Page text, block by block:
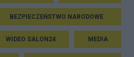
BEZPIECZEŃSTWO NARODOWE
WIDEO SALON24 MEDIA